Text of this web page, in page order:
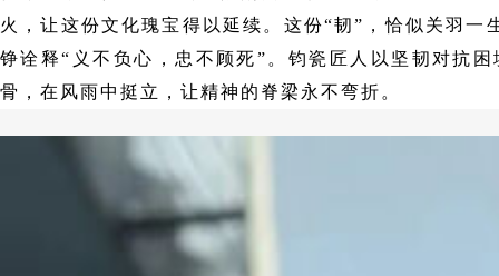
火，让这份文化瑰宝得以延续。这份“韧”，恰似关羽
铮诠释“义不负心，忠不顾死”。钧瓷匠人以坚韧对抗
骨，在风雨中挺立，让精神的脊梁永不弯折。